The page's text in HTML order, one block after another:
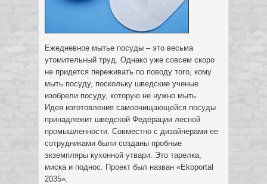
Ежедневное мытье посуды – это весьма
утомительный труд. Однако уже совсем скоро
не придется переживать по поводу того, кому
мыть посуду, поскольку шведские ученые
изобрели посуду, которую не нужно мыть.
Идея изготовления самоочищающейся посуды
принадлежит шведской Федерации лесной
промышленности. Совместно с дизайнерами ее
сотрудниками были созданы пробные
экземпляры кухонной утвари. Это тарелка,
миска и поднос. Проект был назван «Ekoportal
2035».